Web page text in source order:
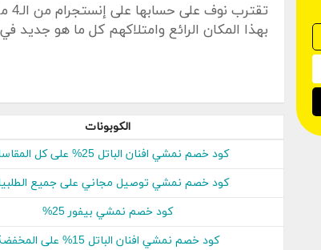
بهذا المكان الرائع وامتلاكهم كل ما هو جديد في
نوف الشعلان مع موقع نمشي أحد أهم المتاجر
جميع
ستحصل على خصم حقيقي على جميع
الموضات العالمية فى كل اقسام متجر نمشي
خلال موقع الكوبونات يمكنك نسخ كل
خطوة واحدة فقط سوف تتمكن من نسخ الكود
نمشي الإمارات يضم أقوى العروض والخصومات.
الكوبونات
كود خصم نمشي افنان الباتل 25% على كل المقاسات
كود خصم نمشي توصيل مجاني على جميع
كود خصم نمشي بيفور 25%
كود خصم نمشي افنان الباتل 15% على المخفضة